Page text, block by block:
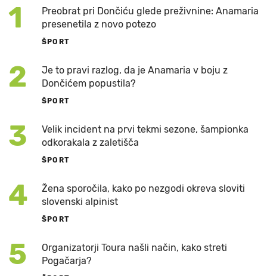
1
Preobrat pri Dončiću glede preživnine: Anamaria
presenetila z novo potezo
ŠPORT
2
Je to pravi razlog, da je Anamaria v boju z
Dončićem popustila?
ŠPORT
3
Velik incident na prvi tekmi sezone, šampionka
odkorakala z zaletišča
ŠPORT
4
Žena sporočila, kako po nezgodi okreva sloviti
slovenski alpinist
ŠPORT
5
Organizatorji Toura našli način, kako streti
Pogačarja?